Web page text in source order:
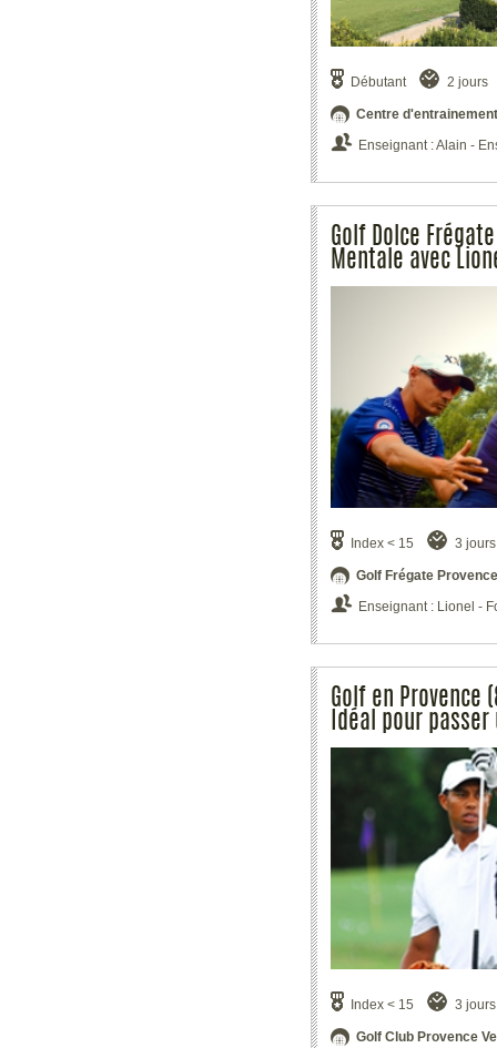
Débutant 2 jours
Centre
Enseignant : Alain -
Golf Dolce
Mentale avec
Index < 15 3 jours
Golf Frégate
Enseignant : Lionel -
Golf en Provence
Idéal pour passer
Index < 15 3 jours
Golf Club Provence